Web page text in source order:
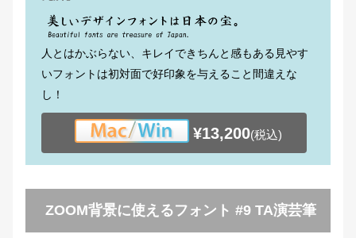
人とはかぶらない、キレイできちんと感もある見やす
いフォントは初対面で好印象を与えること間違えな
し！
¥13,200(税込)
ZOOM背景に使えるフォント #9 TA演芸筆